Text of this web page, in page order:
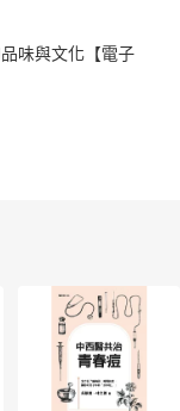
味與文化【電子